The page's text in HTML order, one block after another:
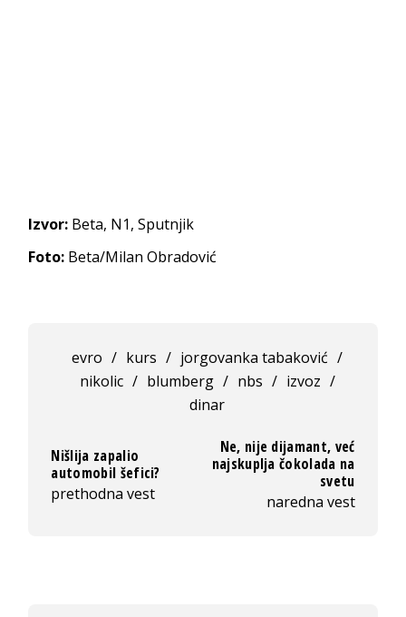
Izvor: Beta, N1, Sputnjik
Foto: Beta/Milan Obradović
evro / kurs / jorgovanka tabaković /
nikolic / blumberg / nbs / izvoz /
dinar
Nišlija zapalio
automobil šefici?
prethodna vest
Ne, nije dijamant, već
najskuplja čokolada na
svetu
naredna vest